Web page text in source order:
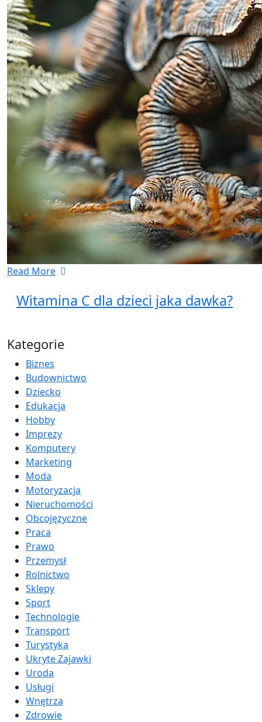
Read More
Witamina C dla dzieci jaka dawka?
Kategorie
Biznes
Budownictwo
Dziecko
Edukacja
Hobby
Imprezy
Komputery
Marketing
Moda
Motoryzacja
Nieruchomości
Obcojęzyczne
Praca
Prawo
Przemysł
Rolnictwo
Sklepy
Sport
Technologie
Transport
Turystyka
Ukryte Zajawki
Uroda
Usługi
Wnętrza
Zdrowie